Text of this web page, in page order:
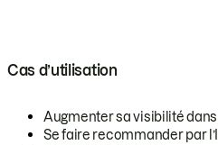
Cas d’utilisation
Augmenter sa visibilité
Se faire recommander par